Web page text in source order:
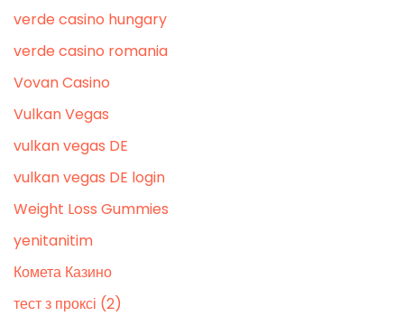
verde casino hungary
verde casino romania
Vovan Casino
Vulkan Vegas
vulkan vegas DE
vulkan vegas DE login
Weight Loss Gummies
yenitanitim
Комета Казино
тест з проксі (2)